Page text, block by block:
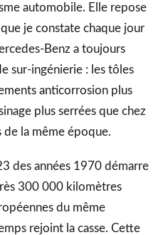
automobile. Elle repose
je constate chaque jour
Benz a toujours
sur-ingénierie : les tôles
anticorrosion plus
plus serrées que chez
de la même époque.
des années 1970 démarre
300 000 kilomètres
du même
rejoint la casse. Cette